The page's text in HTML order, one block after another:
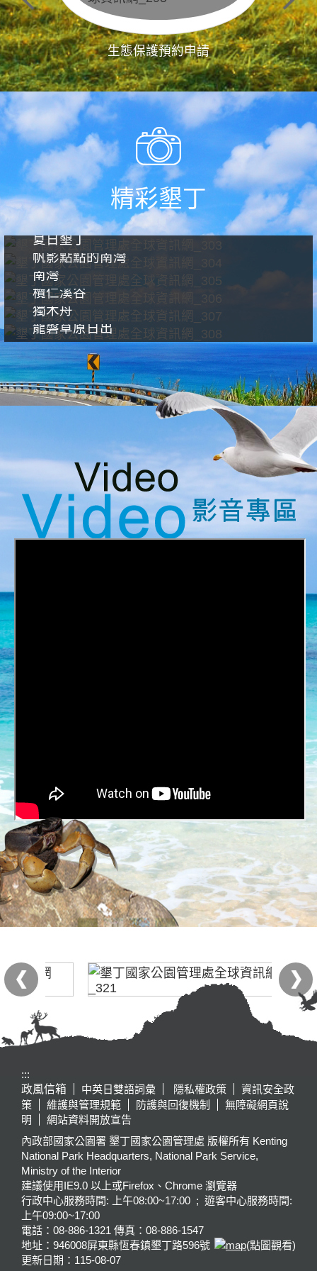
生態保護預約申請
精彩墾丁
夏日墾丁
帆影點點的南灣
南灣
欖仁溪谷
獨木舟
龍磐草原日出
:::
政風信箱
中英日雙語詞彙 隱私權政策
資訊安全政
策
維護與管理規範 防護與回復機制
無障礙網頁說
明
網站資料開放宣告
內政部國家公園署 墾丁國家公園管理處 版權所有 Kenting
National Park Headquarters, National Park Service,
Ministry of the Interior
建議使用IE9.0 以上或Firefox、Chrome 瀏覽器
行政中心服務時間: 上午08:00~17:00 ; 遊客中心服務時間:
上午09:00~17:00
電話：08-886-1321 傳真：08-886-1547
地址：946008屏東縣恆春鎮墾丁路596號
(點圖觀看)
更新日期： 115-08-07